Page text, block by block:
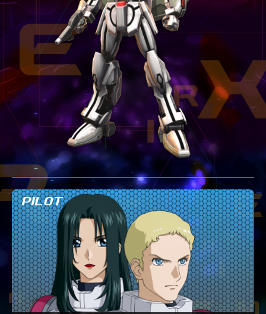
BUTTON PLACEMENT
ゲームパッドボタン配置
TWITTER
ツイッター
YOUTUBE
ユーチューブ
PILOT